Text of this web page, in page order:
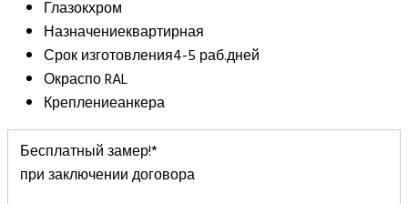
Глазокхром
Назначениеквартирная
Срок изготовления4-5 раб.дней
ОкраспоRAL
Креплениеанкера
Бесплатный замер!*
при заключении договора